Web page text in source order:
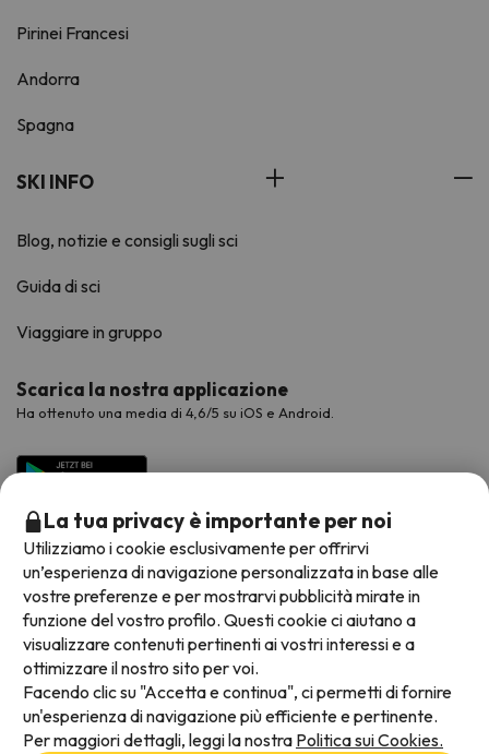
Pirinei Francesi
Andorra
Spagna
SKI INFO
Blog, notizie e consigli sugli sci
Guida di sci
Viaggiare in gruppo
Scarica la nostra applicazione
Ha ottenuto una media di 4,6/5 su iOS e Android.
Metodi di pagamento disponibili
La tua privacy è importante per noi
Utilizziamo i cookie esclusivamente per offrirvi
un’esperienza di navigazione personalizzata in base alle
vostre preferenze e per mostrarvi pubblicità mirate in
funzione del vostro profilo. Questi cookie ci aiutano a
visualizzare contenuti pertinenti ai vostri interessi e a
ottimizzare il nostro sito per voi.
Facendo clic su "Accetta e continua", ci permetti di fornire
un'esperienza di navigazione più efficiente e pertinente.
Per maggiori dettagli, leggi la nostra Politica sui Cookies.